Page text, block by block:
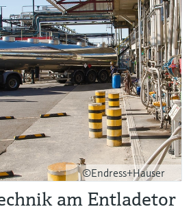
©Endress+Hauser
am Entladetor